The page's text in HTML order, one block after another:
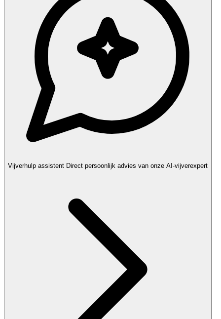
Vijverhulp assistent Direct persoonlijk advies van onze AI-vijverexpert